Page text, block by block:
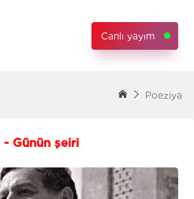
Canlı yayım
Poeziya
- Günün şeiri